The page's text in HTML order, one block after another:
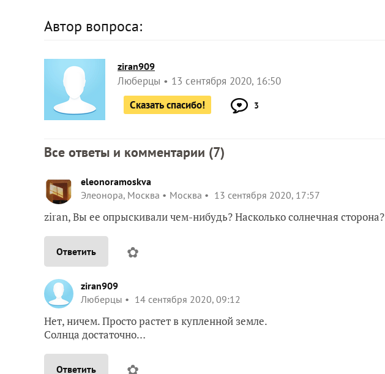
Автор вопроса:
ziran909
Люберцы
13 сентября 2020, 16:50
Сказать спасибо!
3
Все ответы и комментарии (7)
eleonoramoskva
Элеонора, Москва
Москва 13 сентября 2020, 17:57
ziran, Вы ее опрыскивали чем-нибудь? Насколько солнечная сторона?
Ответить ✿
ziran909
Люберцы
14 сентября 2020, 09:12
Нет, ничем. Просто растет в купленной земле.
Солнца достаточно…
Ответить ✿